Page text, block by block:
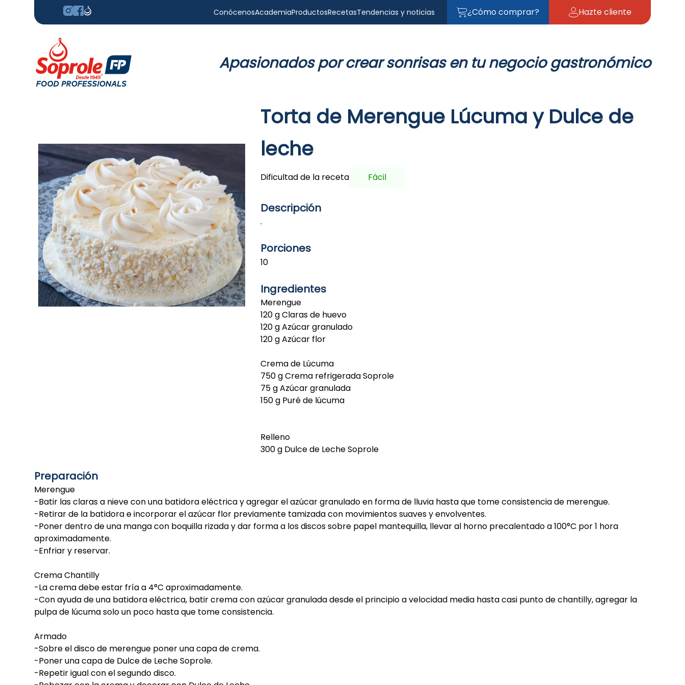
ConócenosAcademiaProductosRecetasTendencias y noticias ¿Cómo comprar? Hazte cliente
Apasionados por crear sonrisas en tu negocio gastronómico
Torta de Merengue Lúcuma y Dulce de
leche
Dificultad de la receta Fácil
Descripción
.
Porciones
10
Ingredientes
Merengue
120 g Claras de huevo
120 g Azúcar granulado
120 g Azúcar flor
Crema de Lúcuma
750 g Crema refrigerada Soprole
75 g Azúcar granulada
150 g Puré de lúcuma
Relleno
300 g Dulce de Leche Soprole
Preparación
Merengue
-Batir las claras a nieve con una batidora eléctrica y agregar el azúcar granulado en forma de lluvia hasta que tome consistencia de merengue.
-Retirar de la batidora e incorporar el azúcar flor previamente tamizada con movimientos suaves y envolventes.
-Poner dentro de una manga con boquilla rizada y dar forma a los discos sobre papel mantequilla, llevar al horno precalentado a 100°C por 1 hora
aproximadamente.
-Enfriar y reservar.
Crema Chantilly
-La crema debe estar fría a 4°C aproximadamente.
-Con ayuda de una batidora eléctrica, batir crema con azúcar granulada desde el principio a velocidad media hasta casi punto de chantilly, agregar la
pulpa de lúcuma solo un poco hasta que tome consistencia.
Armado
-Sobre el disco de merengue poner una capa de crema.
-Poner una capa de Dulce de Leche Soprole.
-Repetir igual con el segundo disco.